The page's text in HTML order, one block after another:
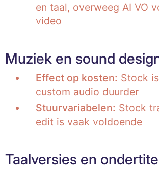
en taal, overweeg AI VO
video
Muziek en sound
Effect op kosten: Stock
custom audio duurder
Stuurvariabelen: Stock
edit is vaak voldoende
Taalversies en